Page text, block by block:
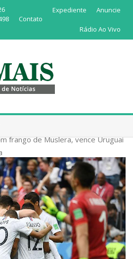
Anuncie
Expediente
Contato
Rádio Ao Vivo
frango de Muslera, vence Uruguai